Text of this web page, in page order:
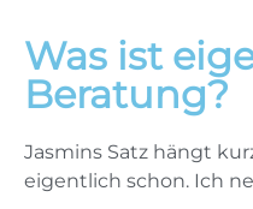
Was ist
Beratung?
Jasmins Satz hängt
eigentlich schon. Ich